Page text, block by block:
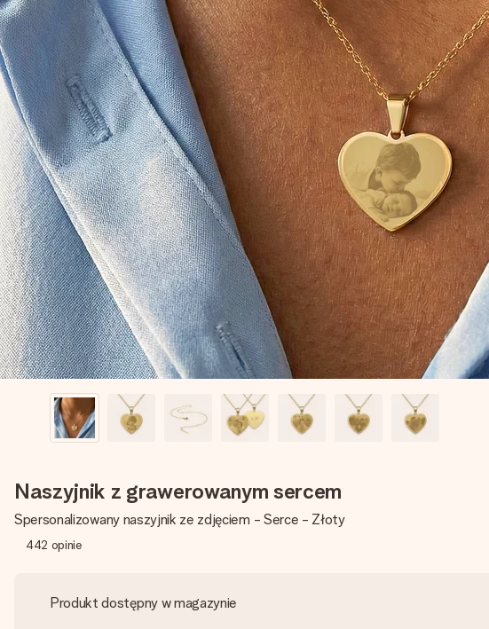
Naszyjnik z grawerowanym sercem
Spersonalizowany naszyjnik ze zdjęciem - Serce - Złoty
442 opinie
Produkt dostępny w magazynie